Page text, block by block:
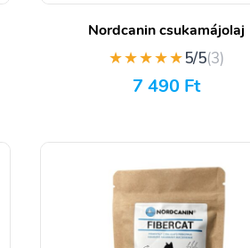
Nordcanin csukamájolaj
★★★★★5/5(3)
7 490 Ft